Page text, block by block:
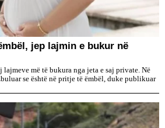
jep lajmin e bukur në
më të bukura nga jeta e saj private. Në
se është në pritje të ëmbël, duke publikuar